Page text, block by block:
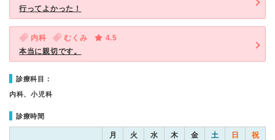
行ってよかった！
内科 むくみ
4.5
本当に親切です。
診療科目：
内科、小児科
診療時間
月 火 水 木 金 土 日 祝